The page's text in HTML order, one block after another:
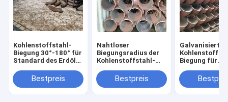
Kohlenstoffstahl-
Biegung 30°-180° für
Standard des Erdöl-
Bestpreis
Nahtloser
Biegungsradius der
Kohlenstoffstahl-
Holzetui-2D-10D
Bestpreis
Galvanisierte
Biegung für
Anwendungs-
Wandstärke